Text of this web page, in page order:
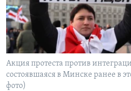
Learning English
СОЦИАЛЬНЫЕ СЕТИ
Акция протеста против
состоявшаяся в Минске ранее в
фото)